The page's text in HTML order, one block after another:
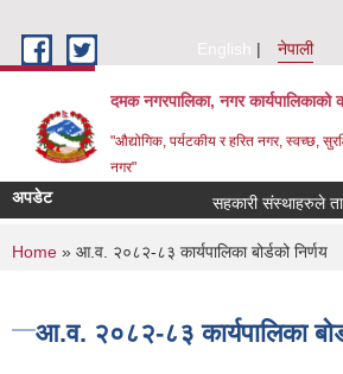
English
नेपाली
दमक नगरपालिका, नगर कार्यपालिकाको
"औद्योगिक, पर्यटकीय र हरित नगर, स्वच्छ,
नगर"
अपडेट सहकारी संस्थाहरुले
You are here
Home » आ.व. २०८२-८३ कार्यपालिका बोर्डको निर्णय
आ.व. २०८२-८३ कार्यपालिका